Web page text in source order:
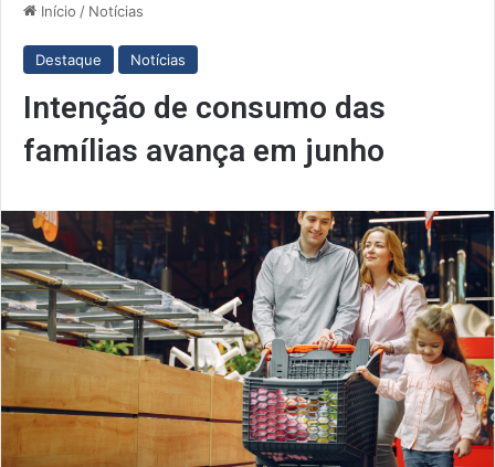
Início / Notícias
Destaque Notícias
Intenção de consumo das
famílias avança em junho